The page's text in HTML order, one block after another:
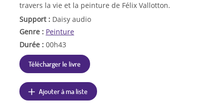
travers la vie et la peinture de Félix Vallotton.
Support : Daisy audio
Genre : Peinture
Durée : 00h43
Télécharger le livre
Ajouter à ma liste